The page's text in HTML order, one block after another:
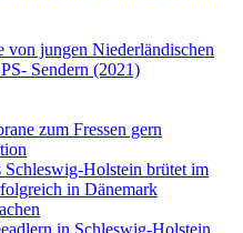
von jungen Niederländischen
Sendern (2021)
zum Fressen gern
Schleswig-Holstein brütet im
in Dänemark
in Schleswig-Holstein